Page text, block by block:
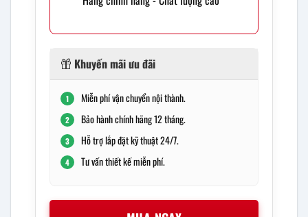
Khuyến mãi ưu đãi
1 Miễn phí vận chuyển nội thành.
2 Bảo hành chính hãng 12 tháng.
3 Hỗ trợ lắp đặt kỹ thuật 24/7.
4 Tư vấn thiết kế miễn phí.